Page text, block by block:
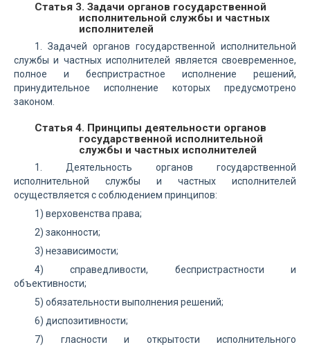
Статья 3. Задачи органов государственной
исполнительной службы и частных
исполнителей
1. Задачей органов государственной исполнительной
службы и частных исполнителей является своевременное,
полное и беспристрастное исполнение решений,
принудительное исполнение которых предусмотрено
законом.
Статья 4. Принципы деятельности органов
государственной исполнительной
службы и частных исполнителей
1. Деятельность органов государственной
исполнительной службы и частных исполнителей
осуществляется с соблюдением принципов:
1) верховенства права;
2) законности;
3) независимости;
4) справедливости, беспристрастности и
объективности;
5) обязательности выполнения решений;
6) диспозитивности;
7) гласности и открытости исполнительного